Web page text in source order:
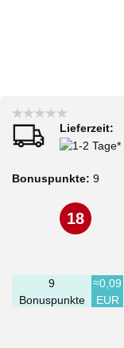
Lieferzeit:
Bonuspunkte: 9
18
9
Bonuspunkte
≈0,09
EUR